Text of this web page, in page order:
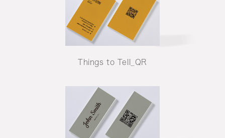
Things to Tell_QR